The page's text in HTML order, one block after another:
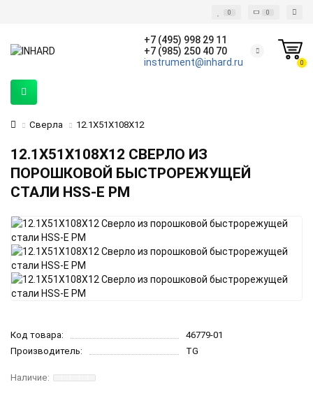
0 0
+7 (495) 998 29 11
+7 (985) 250 40 70
instrument@inhard.ru
0
Сверла 12.1X51X108X12
12.1X51X108X12 СВЕРЛО ИЗ
ПОРОШКОВОЙ БЫСТРОРЕЖУЩЕЙ
СТАЛИ HSS-E PM
Код товара:
46779-01
Производитель:
TG